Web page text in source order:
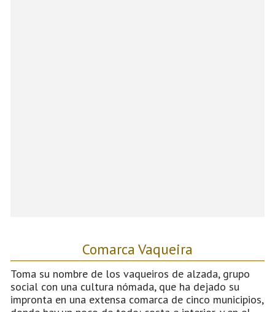
Comarca Vaqueira
Toma su nombre de los vaqueiros de alzada, grupo
social con una cultura nómada, que ha dejado su
impronta en una extensa comarca de cinco municipios,